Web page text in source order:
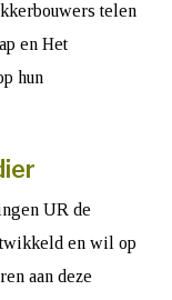
telen
en Het
hun
UR de
en wil op
aan deze